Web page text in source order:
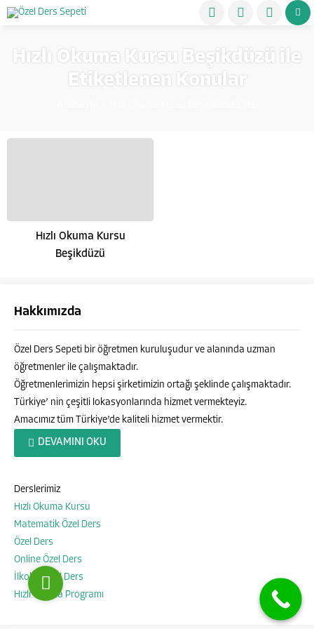
Hızlı Okuma Kursu Beşikdüzü ile
Etiketlenen Konular
Hızlı Okuma Kursu
Beşikdüzü
Hakkımızda
Özel Ders Sepeti bir öğretmen kuruluşudur ve alanında uzman
öğretmenler ile çalışmaktadır.
Öğretmenlerimizin hepsi şirketimizin ortağı şeklinde çalışmaktadır.
Türkiye’ nin çeşitli lokasyonlarında hizmet vermekteyiz.
Amacımız tüm Türkiye’de kaliteli hizmet vermektir.
DEVAMINI OKU
Derslerimiz
Hızlı Okuma Kursu
Matematik Özel Ders
Özel Ders
Online Özel Ders
İlkokul Özel Ders
Hızlı Okuma Programı
Özel Ders Sepeti